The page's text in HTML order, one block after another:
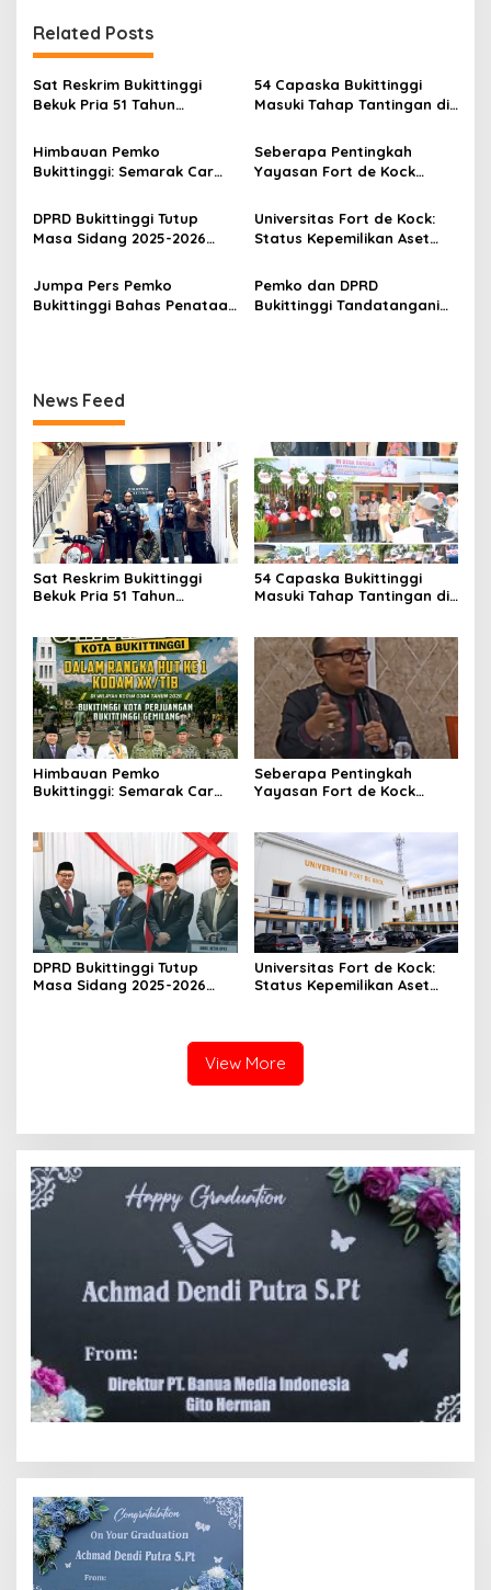
i
g
a
s
i
p
s
Related Posts
Sat Reskrim Bukittinggi
Bekuk Pria 51 Tahun
Scoopy
54 Capaska Bukittinggi
Masuki Tahap Tantingan di
Himbauan Pemko
Bukittinggi: Semarak Car
HUT ke I Komando Daerah
Militer (KODAM) XX/Tuanku
Imam Bonjol
Seberapa Pentingkah
Yayasan Fort de Kock
Perekonomian Masyarakat
Jam Gadang?
DPRD Bukittinggi Tutup
Masa Sidang 2025-2026
2026-2027, Wako Ramlan
Beri Apresiasi
Universitas Fort de Kock:
Status Kepemilikan Aset
Milik Yayasan Berdasarkan
Putusan Mahkamah Agung
Nomor 2108/K/Pdt/2022
Jumpa Pers Pemko
Bukittinggi Bahas Penataan
Pemko dan DPRD
Bukittinggi Tandatangani
News Feed
Sat Reskrim Bukittinggi
Bekuk Pria 51 Tahun
54 Capaska Bukittinggi
Masuki Tahap Tantingan di
Himbauan Pemko
Bukittinggi: Semarak Car
Militer (KODAM) XX/Tuanku
Imam Bonjol
Seberapa Pentingkah
Yayasan Fort de Kock
Jam Gadang?
DPRD Bukittinggi Tutup
Masa Sidang 2025-2026
Universitas Fort de Kock:
Status Kepemilikan Aset
Putusan Mahkamah Agung
Nomor 2108/K/Pdt/2022
View More